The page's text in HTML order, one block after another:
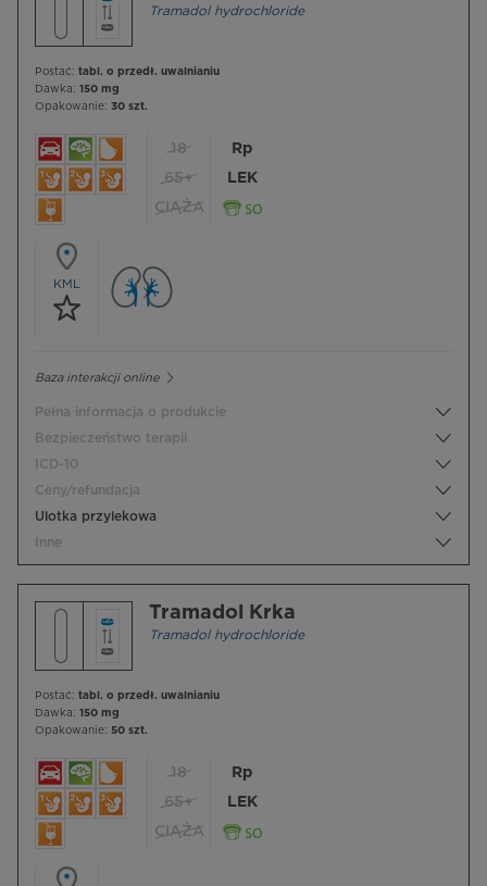
Tramadol hydrochloride
Postać: tabl. o przedł. uwalnianiu
Dawka: 150 mg
Opakowanie: 30 szt.
18
65+
CIĄŻA
Rp
LEK
KML
Baza interakcji online
Pełna informacja o produkcie
Bezpieczeństwo terapii
ICD-10
Ceny/refundacja
Ulotka przylekowa
Inne
Tramadol Krka
Tramadol hydrochloride
Postać: tabl. o przedł. uwalnianiu
Dawka: 150 mg
Opakowanie: 50 szt.
18
65+
CIĄŻA
Rp
LEK